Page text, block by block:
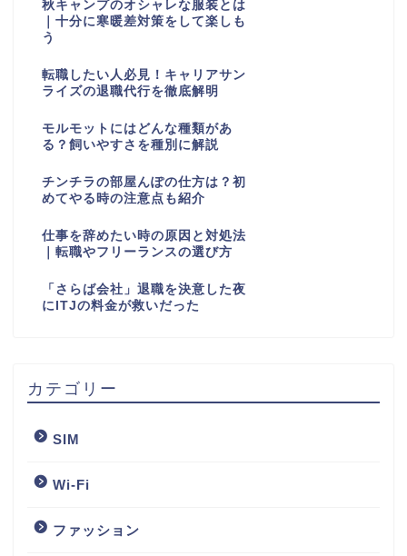
秋キャンプのオシャレな服装とは
｜十分に寒暖差対策をして楽しも
う
転職したい人必見！キャリアサン
ライズの退職代行を徹底解明
モルモットにはどんな種類があ
る？飼いやすさを種別に解説
チンチラの部屋んぽの仕方は？初
めてやる時の注意点も紹介
仕事を辞めたい時の原因と対処法
｜転職やフリーランスの選び方
「さらば会社」退職を決意した夜
にITJの料金が救いだった
カテゴリー
SIM
Wi-Fi
ファッション